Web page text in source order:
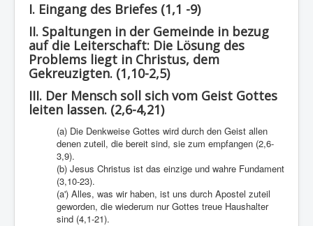
I. Eingang des Briefes (1,1 -9)
II. Spaltungen in der Gemeinde in bezug
auf die Leiterschaft: Die Lösung des
Problems liegt in Christus, dem
Gekreuzigten. (1,10-2,5)
III. Der Mensch soll sich vom Geist Gottes
leiten lassen. (2,6-4,21)
(a) Die Denkweise Gottes wird durch den Geist allen
denen zuteil, die bereit sind, sie zum empfangen (2,6-
3,9).
(b) Jesus Christus ist das einzige und wahre Fundament
(3,10-23).
(a') Alles, was wir haben, ist uns durch Apostel zuteil
geworden, die wiederum nur Gottes treue Haushalter
sind (4,1-21).